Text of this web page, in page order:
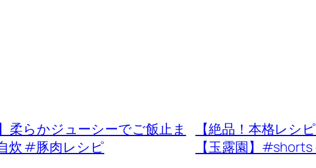
柔らかジューシーでご飯止ま
炊 #豚肉レシピ
【絶品！本格レシ
【玉露園】